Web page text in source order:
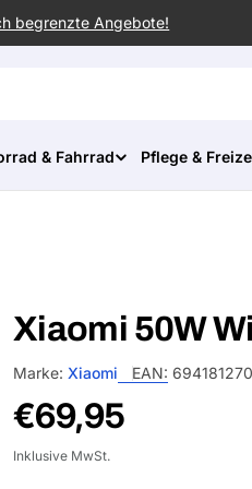
begrenzte Angebote!
& Fahrrad Pflege &
Xiaomi 50W
Marke: Xiaomi EAN:
Normalpreis
€69,95
Inklusive MwSt.